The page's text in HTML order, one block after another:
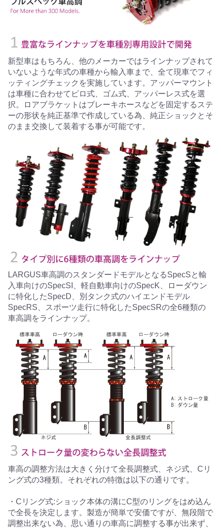
新型車はもちろん、他のメーカーではラインナップされて
いないような年式の車種から輸入車まで、全て現車でフィ
ッティングチェックを実施しています。アッパーマウント
は車種に合わせてピロ式、ゴム式、アッパーレス式を選
択。ロアブラケットはブレーキホースなどを固定するステ
ーの形状を純正基準で作成している為、純正ショックとそ
のまま交換して装着する事が可能です。
LARGUS車高調のスタンダードモデルとなるSpecSと輸
入車向けのSpecSI、軽自動車向けのSpecK、ローダウン
に特化したSpecD、別タンク式のハイエンドモデル
SpecRS、スポーツ走行に特化したSpecSRの全6種類の
車高調をラインナップ。
車高の調整方法は大きく分けて全長調整式、ネジ式、Cリ
ング式の3種類。それぞれの特徴は以下の通りです。
・Cリング式:ショック本体の溝にC型のリングをはめ込ん
で全長を決定します。製造が簡単で安価ですが、無段階で
調整出来ない為、思い通りの車高に調整する事が出来ず、